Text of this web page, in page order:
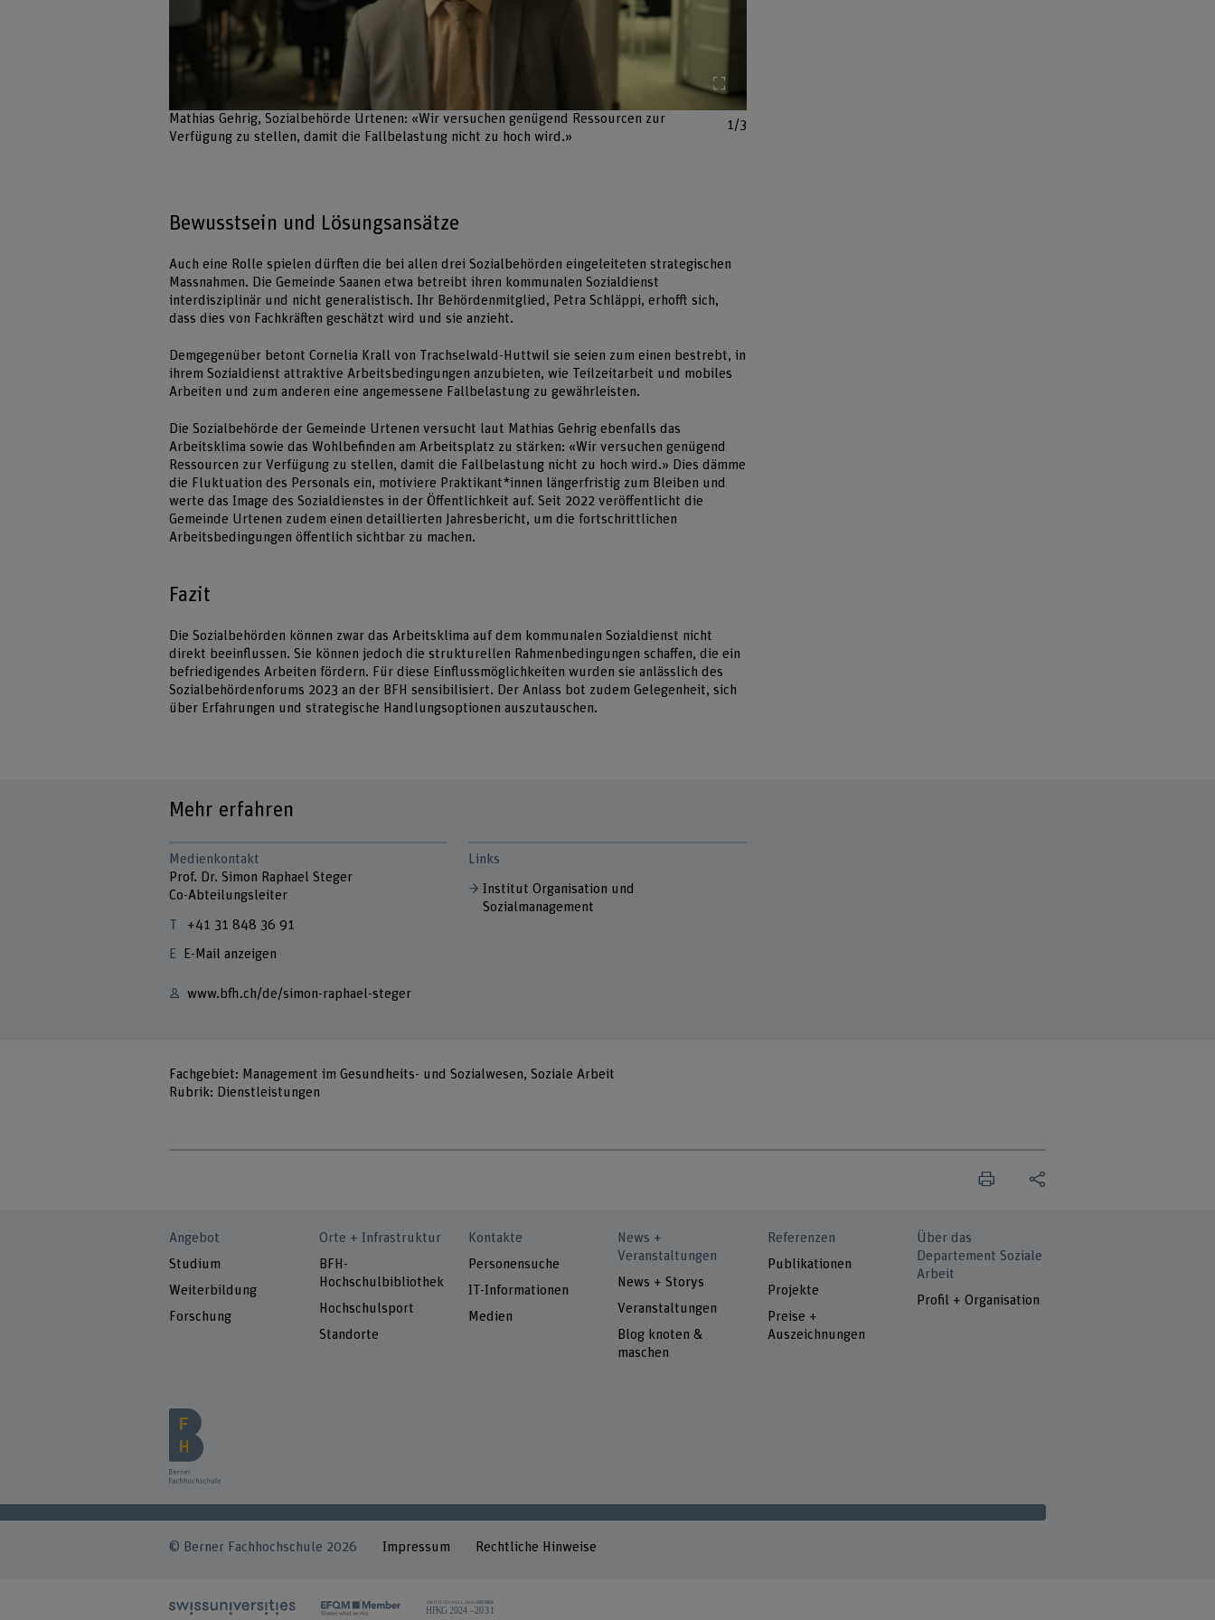
Mathias Gehrig, Sozialbehörde Urtenen: «Wir versuchen genügend Ressourcen zur
Verfügung zu stellen, damit die Fallbelastung nicht zu hoch wird.»
1/3
Bewusstsein und Lösungsansätze
Auch eine Rolle spielen dürften die bei allen drei Sozialbehörden eingeleiteten strategischen
Massnahmen. Die Gemeinde Saanen etwa betreibt ihren kommunalen Sozialdienst
interdisziplinär und nicht generalistisch. Ihr Behördenmitglied, Petra Schläppi, erhofft sich,
dass dies von Fachkräften geschätzt wird und sie anzieht.
Demgegenüber betont Cornelia Krall von Trachselwald-Huttwil sie seien zum einen bestrebt, in
ihrem Sozialdienst attraktive Arbeitsbedingungen anzubieten, wie Teilzeitarbeit und mobiles
Arbeiten und zum anderen eine angemessene Fallbelastung zu gewährleisten.
Die Sozialbehörde der Gemeinde Urtenen versucht laut Mathias Gehrig ebenfalls das
Arbeitsklima sowie das Wohlbefinden am Arbeitsplatz zu stärken: «Wir versuchen genügend
Ressourcen zur Verfügung zu stellen, damit die Fallbelastung nicht zu hoch wird.» Dies dämme
die Fluktuation des Personals ein, motiviere Praktikant*innen längerfristig zum Bleiben und
werte das Image des Sozialdienstes in der Öffentlichkeit auf. Seit 2022 veröffentlicht die
Gemeinde Urtenen zudem einen detaillierten Jahresbericht, um die fortschrittlichen
Arbeitsbedingungen öffentlich sichtbar zu machen.
Fazit
Die Sozialbehörden können zwar das Arbeitsklima auf dem kommunalen Sozialdienst nicht
direkt beeinflussen. Sie können jedoch die strukturellen Rahmenbedingungen schaffen, die ein
befriedigendes Arbeiten fördern. Für diese Einflussmöglichkeiten wurden sie anlässlich des
Sozialbehördenforums 2023 an der BFH sensibilisiert. Der Anlass bot zudem Gelegenheit, sich
über Erfahrungen und strategische Handlungsoptionen auszutauschen.
Mehr erfahren
Medienkontakt
Prof. Dr. Simon Raphael Steger
Co-Abteilungsleiter
+41 31 848 36 91
E-Mail anzeigen
www.bfh.ch/de/simon-raphael-steger
Links
Institut Organisation und
Sozialmanagement
Fachgebiet: Management im Gesundheits- und Sozialwesen, Soziale Arbeit
Rubrik: Dienstleistungen
Angebot
Studium
Weiterbildung
Forschung
Orte + Infrastruktur
BFH-
Hochschulbibliothek
Hochschulsport
Standorte
Kontakte
Personensuche
IT-Informationen
Medien
News +
Veranstaltungen
News + Storys
Veranstaltungen
Blog knoten &
maschen
Referenzen
Publikationen
Projekte
Preise +
Auszeichnungen
Über das
Departement Soziale
Arbeit
Profil + Organisation
© Berner Fachhochschule 2026 Impressum Rechtliche Hinweise